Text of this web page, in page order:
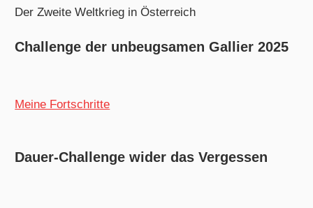
Der Zweite Weltkrieg in Österreich
Challenge der unbeugsamen Gallier 2025
Meine Fortschritte
Dauer-Challenge wider das Vergessen